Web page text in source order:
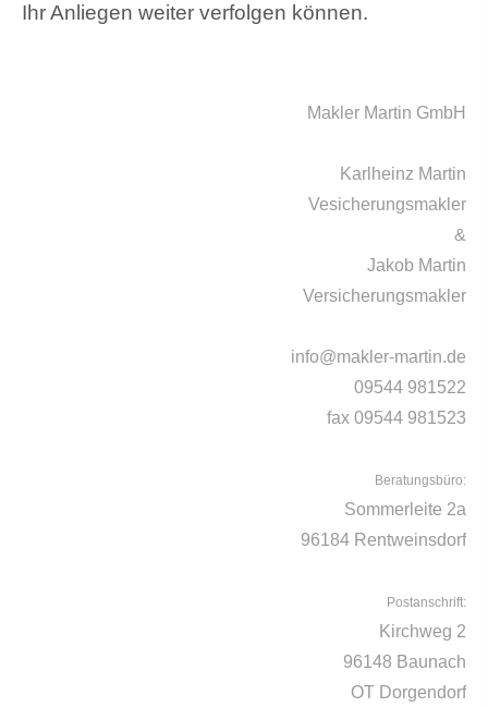
Ihr Anliegen weiter verfolgen können.
Makler Martin GmbH
Karlheinz Martin
Vesicherungsmakler
&
Jakob Martin
Versicherungsmakler
info@makler-martin.de
09544 981522
fax 09544 981523
Beratungsbüro:
Sommerleite 2a
96184 Rentweinsdorf
Postanschrift:
Kirchweg 2
96148 Baunach
OT Dorgendorf